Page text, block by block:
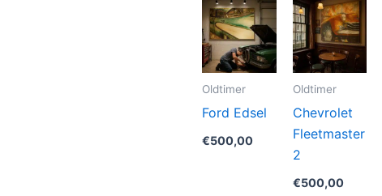
Oldtimer
Ford Edsel
€500,00
Oldtimer
Chevrolet
Fleetmaster
2
€500,00